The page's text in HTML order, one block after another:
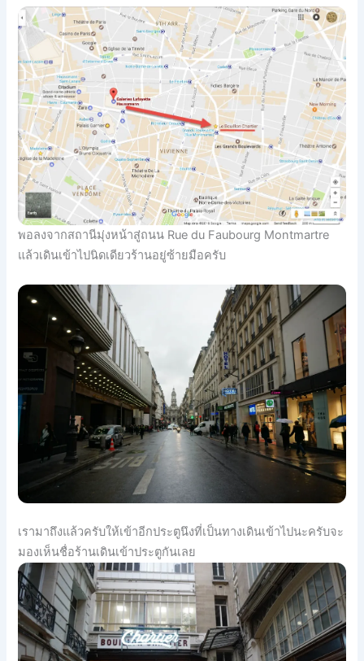
พอลงจากสถานีมุ่งหน้าสู่ถนน Rue du Faubourg Montmartre
แล้วเดินเข้าไปนิดเดียวร้านอยู่ซ้ายมือครับ
เรามาถึงแล้วครับให้เข้าอีกประตูนึงที่เป็นทางเดินเข้าไปนะครับจะ
มองเห็นชื่อร้านเดินเข้าประตูกันเลย